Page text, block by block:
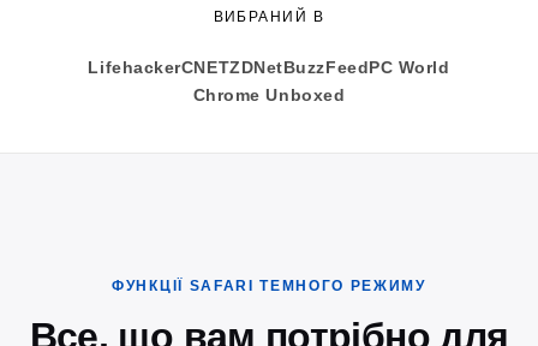
ВИБРАНИЙ В
LifehackerCNETZDNetBuzzFeedPC World
Chrome Unboxed
ФУНКЦІЇ SAFARI ТЕМНОГО РЕЖИМУ
Все, що вам потрібно для